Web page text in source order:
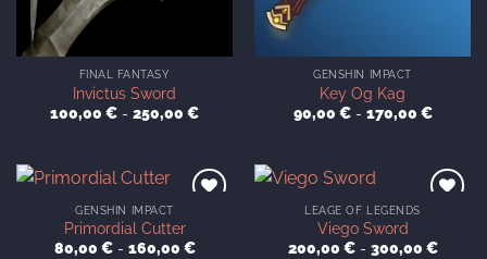
FINAL FANTASY
Invictus Sword
100,00 € - 250,00 €Rango
100,00 €
hasta
250,00 €
GENSHIN IMPACT
Key Og Kag
90,00 € - 170,00 €Rango
90,00
hasta
170,00
GENSHIN IMPACT
Primordial Cutter
80,00 € - 160,00 €Rango
LEAGE OF LEGENDS
Viego Sword
200,00 € - 300,00 €Rango